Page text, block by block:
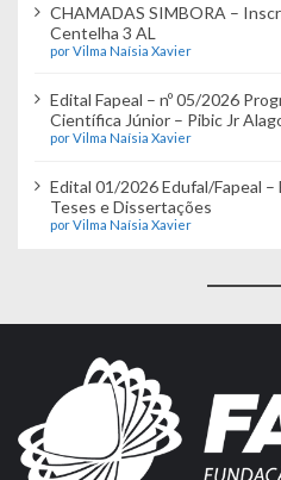
CHAMADAS SIMBORA –
Centelha 3 AL
por Vilma Naísia Xavier
Edital Fapeal – nº 05/2026
Científica Júnior – Pibic Jr
por Vilma Naísia Xavier
Edital 01/2026 Edufal/Fapeal –
Teses e Dissertações
por Vilma Naísia Xavier